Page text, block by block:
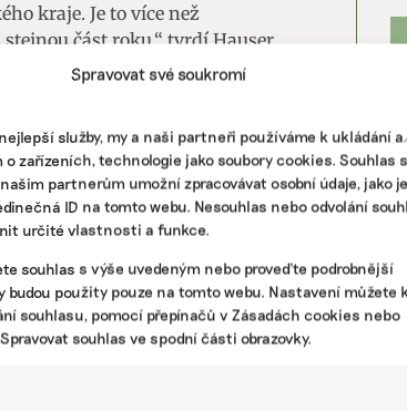
Spravovat své soukromí
služby, my a naši partneři používáme k ukládání
zařízeních, technologie jako soubory cookies. Souhlas
partnerům umožní zpracovávat osobní údaje, jako
ID na tomto webu. Nesouhlas nebo odvolání
určité vlastnosti a funkce.
souhlas s výše uvedeným nebo proveďte podrobnější
budou použity pouze na tomto webu. Nastavení můžete
souhlasu, pomocí přepínačů v Zásadách cookies nebo
souhlas ve spodní části obrazovky.
kraje. Je to více než
část roku,“ tvrdí Hauser.
Kanadě a USA. Zhoršené ovzduší
státech,“ líčí Hauser. Za
způsobit vážné zdravotní
chtějí peníze na zmírnění škod,
klimatické konferenci COP27 daleko